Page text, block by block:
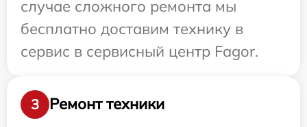
случае сложного ремонта мы
бесплатно доставим технику в
сервис в сервисный центр Fagor.
3
Ремонт техники